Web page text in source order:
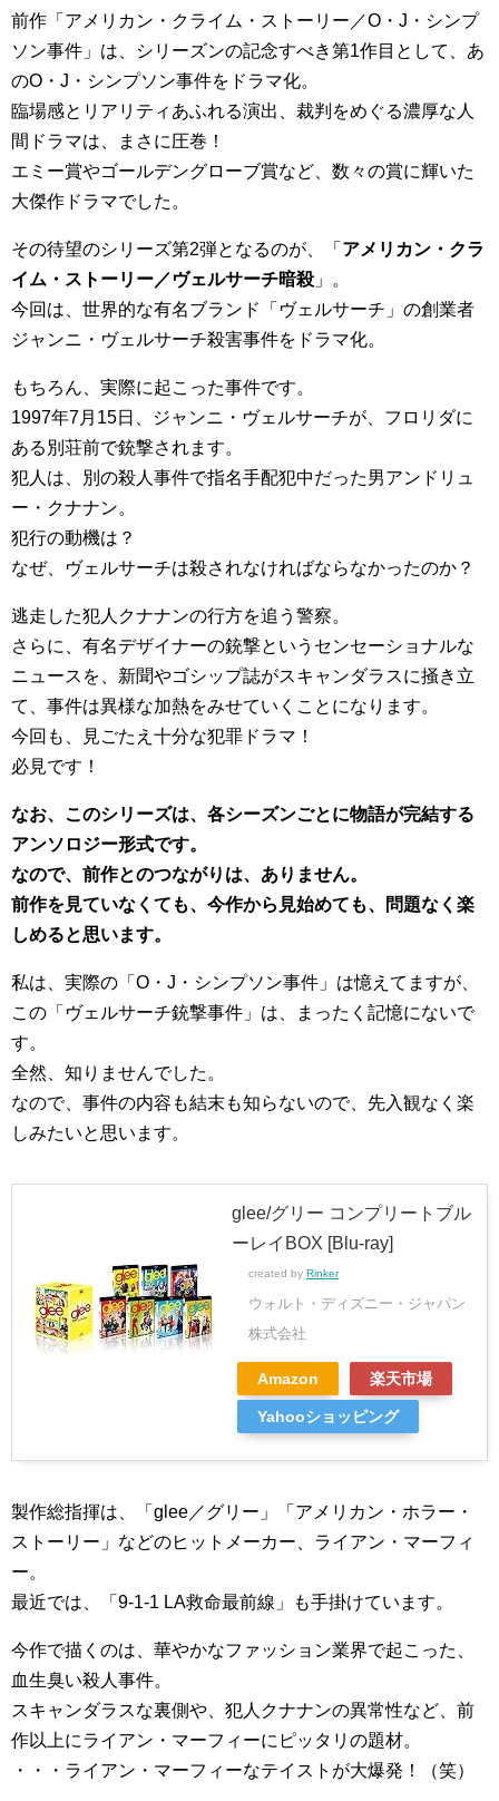
前作「アメリカン・クライム・ストーリー／O・J・シンプ
ソン事件」は、シリーズンの記念すべき第1作目として、あ
のO・J・シンプソン事件をドラマ化。
臨場感とリアリティあふれる演出、裁判をめぐる濃厚な人
間ドラマは、まさに圧巻！
エミー賞やゴールデングローブ賞など、数々の賞に輝いた
大傑作ドラマでした。
その待望のシリーズ第2弾となるのが、「 アメリカン・クラ
イム・ストーリー／ヴェルサーチ暗殺 」。
今回は、世界的な有名ブランド「ヴェルサーチ」の創業者
ジャンニ・ヴェルサーチ殺害事件をドラマ化。
もちろん、実際に起こった事件です。
1997年7月15日、ジャンニ・ヴェルサーチが、フロリダに
ある別荘前で銃撃されます。
犯人は、別の殺人事件で指名手配犯中だった男アンドリュ
ー・クナナン。
犯行の動機は？
なぜ、ヴェルサーチは殺されなければならなかったのか？
逃走した犯人クナナンの行方を追う警察。
さらに、有名デザイナーの銃撃というセンセーショナルな
ニュースを、新聞やゴシップ誌がスキャンダラスに掻き立
て、事件は異様な加熱をみせていくことになります。
今回も、見ごたえ十分な犯罪ドラマ！
必見です！
なお、このシリーズは、各シーズンごとに物語が完結する
アンソロジー形式です。
なので、前作とのつながりは、ありません。
前作を見ていなくても、今作から見始めても、問題なく楽
しめると思います。
私は、実際の「O・J・シンプソン事件」は憶えてますが、
この「ヴェルサーチ銃撃事件」は、まったく記憶にないで
す。
全然、知りませんでした。
なので、事件の内容も結末も知らないので、先入観なく楽
しみたいと思います。
glee/グリー コンプリートブル
ーレイBOX [Blu-ray]
created by Rinker
ウォルト・ディズニー・ジャパン
株式会社
Amazon 楽天市場
Yahooショッピング
製作総指揮は、「glee／グリー」「アメリカン・ホラー・
ストーリー」などのヒットメーカー、ライアン・マーフィ
ー。
最近では、「9-1-1 LA救命最前線」も手掛けています。
今作で描くのは、華やかなファッション業界で起こった、
血生臭い殺人事件。
スキャンダラスな裏側や、犯人クナナンの異常性など、前
作以上にライアン・マーフィーにピッタリの題材。
・・・ライアン・マーフィーなテイストが大爆発！（笑）